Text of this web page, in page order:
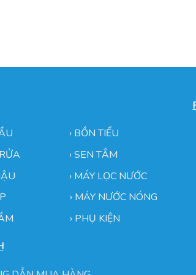
› BỒN TIỂU
› SEN TẮM
› MÁY LỌC NƯỚC
› MÁY NƯỚC NÓNG
› PHỤ KIỆN